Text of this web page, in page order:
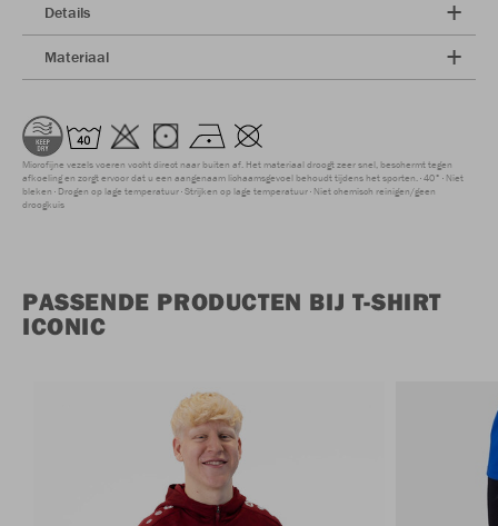
Details
Materiaal
Microfijne vezels voeren vocht direct naar buiten af. Het materiaal droogt zeer snel, beschermt tegen
afkoeling en zorgt ervoor dat u een aangenaam lichaamsgevoel behoudt tijdens het sporten. 40° Niet
bleken Drogen op lage temperatuur Strijken op lage temperatuur Niet chemisch reinigen/geen
droogkuis
PASSENDE PRODUCTEN BIJ T-SHIRT
ICONIC